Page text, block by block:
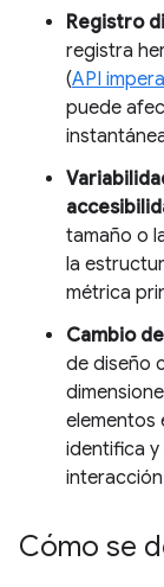
Registro
registra
(API
puede
tamaño o
la
métrica
Cambio
de diseño
elementos
identifica y
Cómo se